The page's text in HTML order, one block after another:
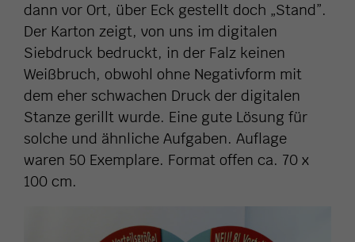
dann vor Ort, über Eck gestellt doch „Stand”.
Der Karton zeigt, von uns im digitalen
Siebdruck bedruckt, in der Falz keinen
Weißbruch, obwohl ohne Negativform mit
dem eher schwachen Druck der digitalen
Stanze gerillt wurde. Eine gute Lösung für
solche und ähnliche Aufgaben. Auflage
waren 50 Exemplare. Format offen ca. 70 x
100 cm.